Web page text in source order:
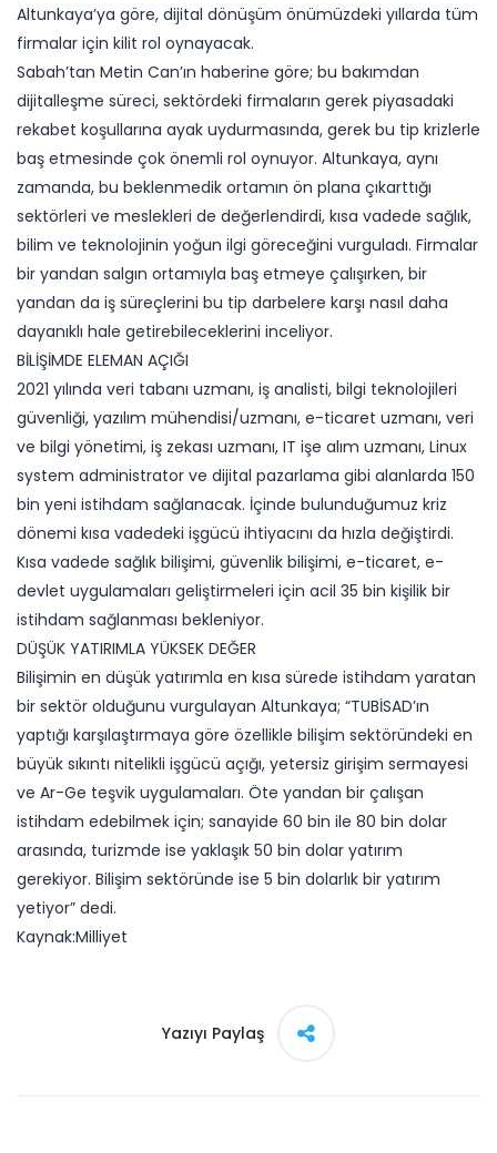
Altunkaya’ya göre, dijital dönüşüm önümüzdeki yıllarda tüm
firmalar için kilit rol oynayacak.
Sabah’tan Metin Can’ın haberine göre; bu bakımdan
dijitalleşme süreci, sektördeki firmaların gerek piyasadaki
rekabet koşullarına ayak uydurmasında, gerek bu tip krizlerle
baş etmesinde çok önemli rol oynuyor. Altunkaya, aynı
zamanda, bu beklenmedik ortamın ön plana çıkarttığı
sektörleri ve meslekleri de değerlendirdi, kısa vadede sağlık,
bilim ve teknolojinin yoğun ilgi göreceğini vurguladı. Firmalar
bir yandan salgın ortamıyla baş etmeye çalışırken, bir
yandan da iş süreçlerini bu tip darbelere karşı nasıl daha
dayanıklı hale getirebileceklerini inceliyor.
BİLİŞİMDE ELEMAN AÇIĞI
2021 yılında veri tabanı uzmanı, iş analisti, bilgi teknolojileri
güvenliği, yazılım mühendisi/uzmanı, e-ticaret uzmanı, veri
ve bilgi yönetimi, iş zekası uzmanı, IT işe alım uzmanı, Linux
system administrator ve dijital pazarlama gibi alanlarda 150
bin yeni istihdam sağlanacak. İçinde bulunduğumuz kriz
dönemi kısa vadedeki işgücü ihtiyacını da hızla değiştirdi.
Kısa vadede sağlık bilişimi, güvenlik bilişimi, e-ticaret, e-
devlet uygulamaları geliştirmeleri için acil 35 bin kişilik bir
istihdam sağlanması bekleniyor.
DÜŞÜK YATIRIMLA YÜKSEK DEĞER
Bilişimin en düşük yatırımla en kısa sürede istihdam yaratan
bir sektör olduğunu vurgulayan Altunkaya; “TUBİSAD’ın
yaptığı karşılaştırmaya göre özellikle bilişim sektöründeki en
büyük sıkıntı nitelikli işgücü açığı, yetersiz girişim sermayesi
ve Ar-Ge teşvik uygulamaları. Öte yandan bir çalışan
istihdam edebilmek için; sanayide 60 bin ile 80 bin dolar
arasında, turizmde ise yaklaşık 50 bin dolar yatırım
gerekiyor. Bilişim sektöründe ise 5 bin dolarlık bir yatırım
yetiyor” dedi.
Kaynak:Milliyet​
Yazıyı Paylaş